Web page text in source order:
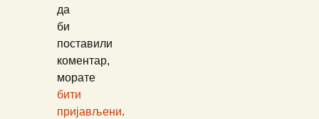
да
би
поставили
коментар,
морате
бити
пријављени.